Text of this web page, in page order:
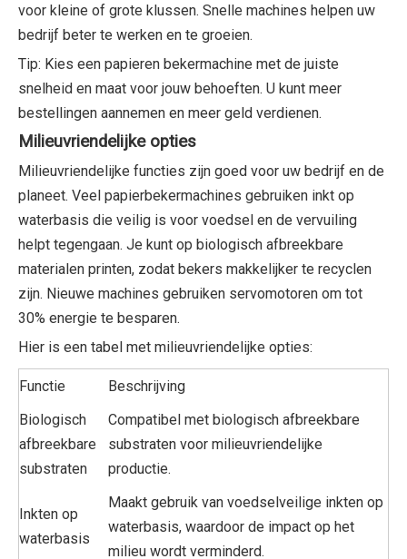
voor kleine of grote klussen. Snelle machines helpen uw
bedrijf beter te werken en te groeien.
Tip: Kies een papieren bekermachine met de juiste
snelheid en maat voor jouw behoeften. U kunt meer
bestellingen aannemen en meer geld verdienen.
Milieuvriendelijke opties
Milieuvriendelijke functies zijn goed voor uw bedrijf en de
planeet. Veel papierbekermachines gebruiken inkt op
waterbasis die veilig is voor voedsel en de vervuiling
helpt tegengaan. Je kunt op biologisch afbreekbare
materialen printen, zodat bekers makkelijker te recyclen
zijn. Nieuwe machines gebruiken servomotoren om tot
30% energie te besparen.
Hier is een tabel met milieuvriendelijke opties:
Functie
Beschrijving
Biologisch
afbreekbare
substraten
Compatibel met biologisch afbreekbare
substraten voor milieuvriendelijke
productie.
Inkten op
waterbasis
Maakt gebruik van voedselveilige inkten op
waterbasis, waardoor de impact op het
milieu wordt verminderd.